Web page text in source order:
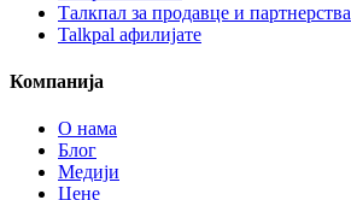
Талкпал за продавце и партнерства
Talkpal афилијате
Компанија
О нама
Блог
Медији
Цене